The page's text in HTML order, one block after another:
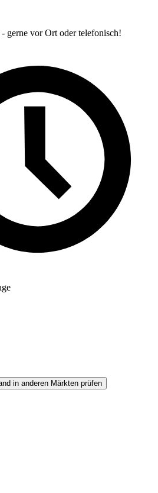
gerne vor Ort oder telefonisch!
in anderen Märkten prüfen